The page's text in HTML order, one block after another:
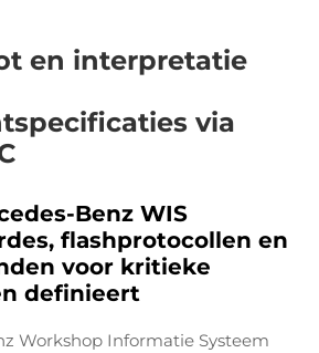
en interpretatie
via
Benz WIS
flashprotocollen en
voor kritieke
definieert
Workshop Informatie Systeem